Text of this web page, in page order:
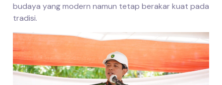
budaya yang modern namun tetap berakar kuat pada
tradisi.